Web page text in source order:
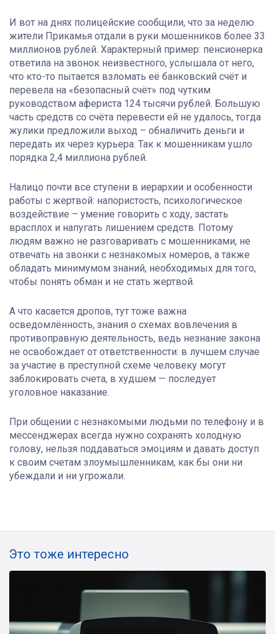
И вот на днях полицейские сообщили, что за неделю
жители Прикамья отдали в руки мошенников более 33
миллионов рублей. Характерный пример: пенсионерка
ответила на звонок неизвестного, услышала от него,
что кто-то пытается взломать её банковский счёт и
перевела на «безопасный счёт» под чутким
руководством афериста 124 тысячи рублей. Большую
часть средств со счёта перевести ей не удалось, тогда
жулики предложили выход – обналичить деньги и
передать их через курьера. Так к мошенникам ушло
порядка 2,4 миллиона рублей.
Налицо почти все ступени в иерархии и особенности
работы с жертвой: напористость, психологическое
воздействие – умение говорить с ходу, застать
врасплох и напугать лишением средств. Потому
людям важно не разговаривать с мошенниками, не
отвечать на звонки с незнакомых номеров, а также
обладать минимумом знаний, необходимых для того,
чтобы понять обман и не стать жертвой.
А что касается дропов, тут тоже важна
осведомлённость, знания о схемах вовлечения в
противоправную деятельность, ведь незнание закона
не освобождает от ответственности: в лучшем случае
за участие в преступной схеме человеку могут
заблокировать счета, в худшем — последует
уголовное наказание.
При общении с незнакомыми людьми по телефону и в
мессенджерах всегда нужно сохранять холодную
голову, нельзя поддаваться эмоциям и давать доступ
к своим счетам злоумышленникам, как бы они ни
убеждали и ни угрожали.
Это тоже интересно